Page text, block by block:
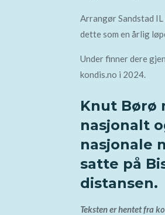
Arrangør Sandstad
dette som en årlig
Under finner dere
kondis.no i 2024.
Knut Børø
nasjonalt
nasjonale
satte på
distansen.
Teksten er hentet fra